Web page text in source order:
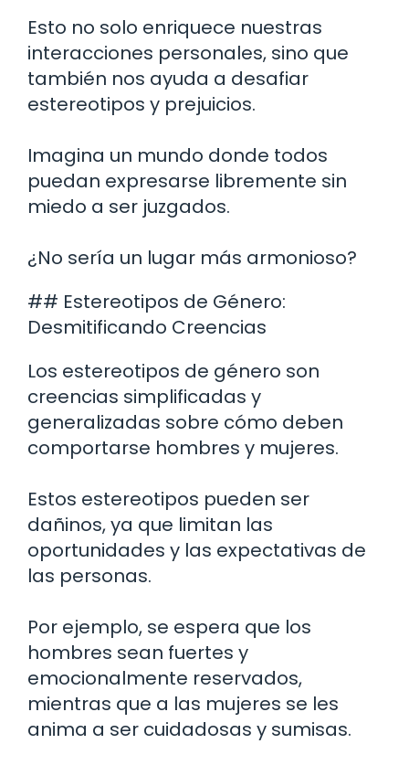
Esto no solo enriquece nuestras
interacciones personales, sino que
también nos ayuda a desafiar
estereotipos y prejuicios.
Imagina un mundo donde todos
puedan expresarse libremente sin
miedo a ser juzgados.
¿No sería un lugar más armonioso?
## Estereotipos de Género:
Desmitificando Creencias
Los estereotipos de género son
creencias simplificadas y
generalizadas sobre cómo deben
comportarse hombres y mujeres.
Estos estereotipos pueden ser
dañinos, ya que limitan las
oportunidades y las expectativas de
las personas.
Por ejemplo, se espera que los
hombres sean fuertes y
emocionalmente reservados,
mientras que a las mujeres se les
anima a ser cuidadosas y sumisas.